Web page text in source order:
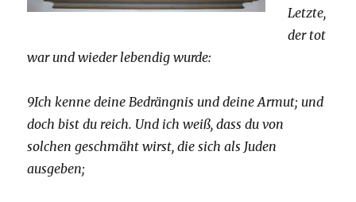
Letzte,
der tot
war und wieder lebendig wurde:
9Ich kenne deine Bedrängnis und deine Armut; und
doch bist du reich. Und ich weiß, dass du von
solchen geschmäht wirst, die sich als Juden
ausgeben;